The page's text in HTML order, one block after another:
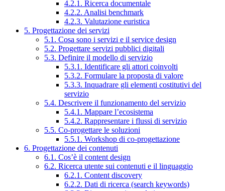
4.2.1. Ricerca documentale
4.2.2. Analisi benchmark
4.2.3. Valutazione euristica
5. Progettazione dei servizi
5.1. Cosa sono i servizi e il service design
5.2. Progettare servizi pubblici digitali
5.3. Definire il modello di servizio
5.3.1. Identificare gli attori coinvolti
5.3.2. Formulare la proposta di valore
5.3.3. Inquadrare gli elementi costitutivi del
servizio
5.4. Descrivere il funzionamento del servizio
5.4.1. Mappare l’ecosistema
5.4.2. Rappresentare i flussi di servizio
5.5. Co-progettare le soluzioni
5.5.1. Workshop di co-progettazione
6. Progettazione dei contenuti
6.1. Cos’è il content design
6.2. Ricerca utente sui contenuti e il linguaggio
6.2.1. Content discovery
6.2.2. Dati di ricerca (search keywords)